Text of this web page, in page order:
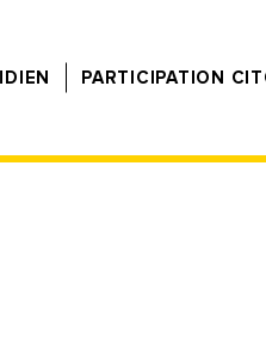
PARTICIPATION